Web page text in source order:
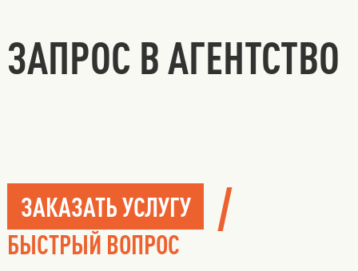
ЗАПРОС В АГЕНТСТВО
ЗАКАЗАТЬ УСЛУГУ /
БЫСТРЫЙ ВОПРОС